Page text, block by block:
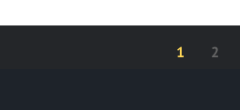
1 2